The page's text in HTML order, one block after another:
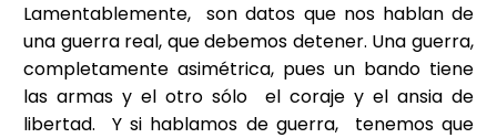
Lamentablemente, son datos que nos hablan de
una guerra real, que debemos detener. Una guerra,
completamente asimétrica, pues un bando tiene
las armas y el otro sólo el coraje y el ansia de
libertad. Y si hablamos de guerra, tenemos que